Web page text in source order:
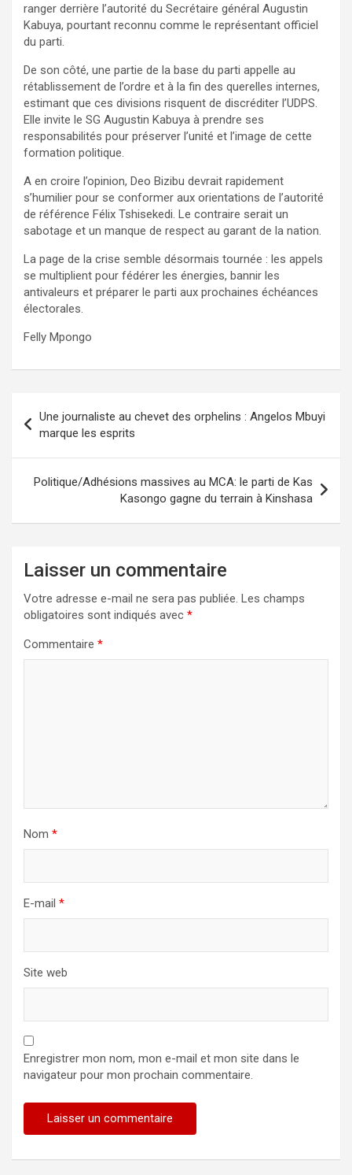
ranger derrière l’autorité du Secrétaire général Augustin
Kabuya, pourtant reconnu comme le représentant officiel
du parti.
De son côté, une partie de la base du parti appelle au
rétablissement de l’ordre et à la fin des querelles internes,
estimant que ces divisions risquent de discréditer l’UDPS.
Elle invite le SG Augustin Kabuya à prendre ses
responsabilités pour préserver l’unité et l’image de cette
formation politique.
A en croire l’opinion, Deo Bizibu devrait rapidement
s’humilier pour se conformer aux orientations de l’autorité
de référence Félix Tshisekedi. Le contraire serait un
sabotage et un manque de respect au garant de la nation.
La page de la crise semble désormais tournée : les appels
se multiplient pour fédérer les énergies, bannir les
antivaleurs et préparer le parti aux prochaines échéances
électorales.
Felly Mpongo
de
l’article
Une journaliste au chevet des orphelins : Angelos Mbuyi
marque les esprits
Politique/Adhésions massives au MCA: le parti de Kas
Kasongo gagne du terrain à Kinshasa
Laisser un commentaire
Votre adresse e-mail ne sera pas publiée. Les champs
obligatoires sont indiqués avec *
Commentaire *
Nom *
E-mail *
Site web
Enregistrer mon nom, mon e-mail et mon site dans le
navigateur pour mon prochain commentaire.